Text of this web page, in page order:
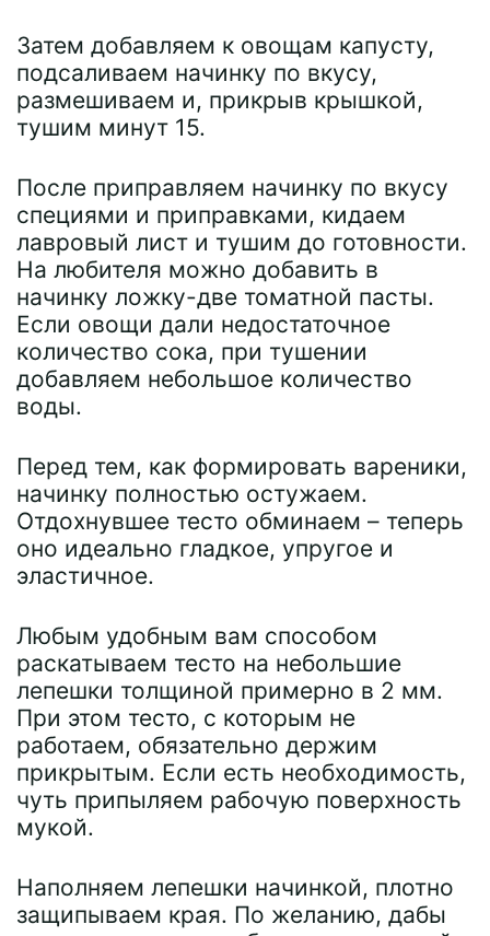
Затем добавляем к овощам капусту,
подсаливаем начинку по вкусу,
размешиваем и, прикрыв крышкой,
тушим минут 15.
После приправляем начинку по вкусу
специями и приправками, кидаем
лавровый лист и тушим до готовности.
На любителя можно добавить в
начинку ложку-две томатной пасты.
Если овощи дали недостаточное
количество сока, при тушении
добавляем небольшое количество
воды.
Перед тем, как формировать вареники,
начинку полностью остужаем.
Отдохнувшее тесто обминаем – теперь
оно идеально гладкое, упругое и
эластичное.
Любым удобным вам способом
раскатываем тесто на небольшие
лепешки толщиной примерно в 2 мм.
При этом тесто, с которым не
работаем, обязательно держим
прикрытым. Если есть необходимость,
чуть припыляем рабочую поверхность
мукой.
Наполняем лепешки начинкой, плотно
защипываем края. По желанию, дабы